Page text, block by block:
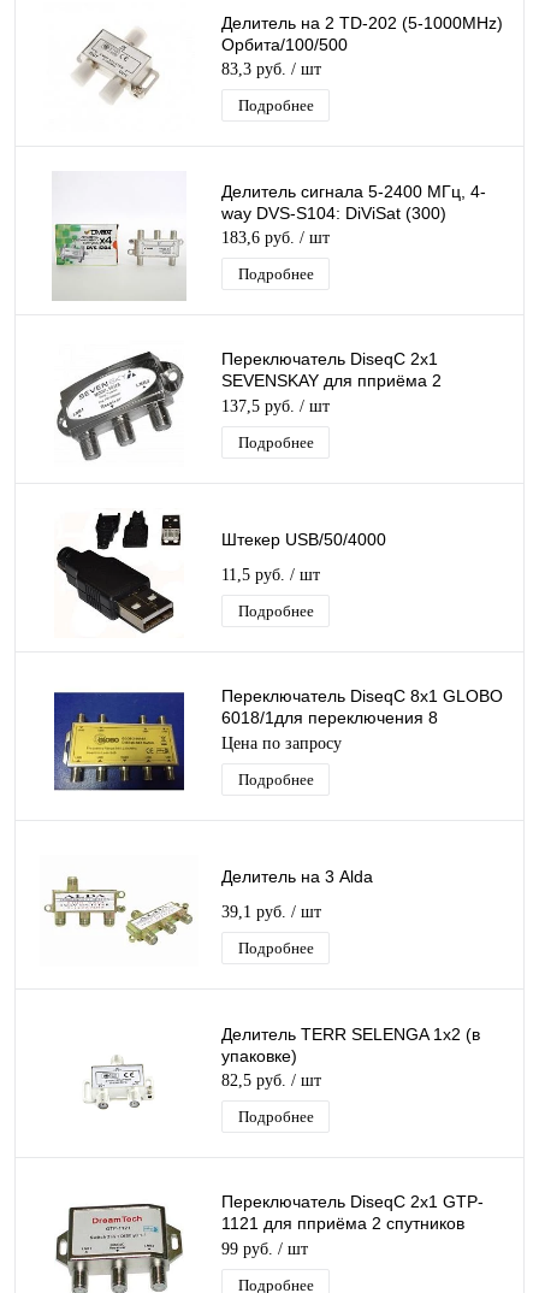
Делитель на 2 TD-202 (5-1000MHz)
Орбита/100/500
83,3 руб. / шт
Подробнее
Делитель сигнала 5-2400 МГц, 4-
way DVS-S104: DiViSat (300)
183,6 руб. / шт
Подробнее
Переключатель DiseqC 2х1
SEVENSKAY для пприёма 2
спутников одним ресивером
(цифровой приставкой)
137,5 руб. / шт
Подробнее
Штекер USB/50/4000
11,5 руб. / шт
Подробнее
Переключатель DiseqC 8х1 GLOBO
6018/1для переключения 8
конвертеров одним ресивером
(приставкой)
Цена по запросу
Подробнее
Делитель на 3 Alda
39,1 руб. / шт
Подробнее
Делитель TERR SELENGA 1х2 (в
упаковке)
82,5 руб. / шт
Подробнее
Переключатель DiseqC 2х1 GTP-
1121 для пприёма 2 спутников
одним ресивером (цифровой
приставкой)
99 руб. / шт
Подробнее